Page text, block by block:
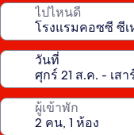
ไปไหนดี
วันที่
ผู้เข้าพัก